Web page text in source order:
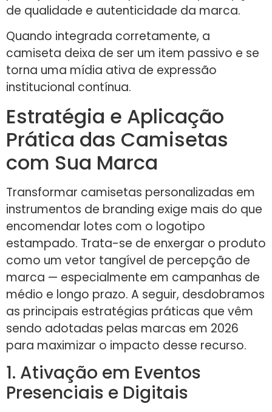
de qualidade e autenticidade da marca.
Quando integrada corretamente, a
camiseta deixa de ser um item passivo e se
torna uma mídia ativa de expressão
institucional contínua.
Estratégia e Aplicação
Prática das Camisetas
com Sua Marca
Transformar camisetas personalizadas em
instrumentos de branding exige mais do que
encomendar lotes com o logotipo
estampado. Trata-se de enxergar o produto
como um vetor tangível de percepção de
marca — especialmente em campanhas de
médio e longo prazo. A seguir, desdobramos
as principais estratégias práticas que vêm
sendo adotadas pelas marcas em 2026
para maximizar o impacto desse recurso.
1. Ativação em Eventos
Presenciais e Digitais